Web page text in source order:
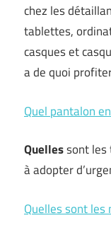
chez les
tablettes,
casques et
a de quoi
Quel pantalon
Quellessont les
à adopter
Quelles sont les